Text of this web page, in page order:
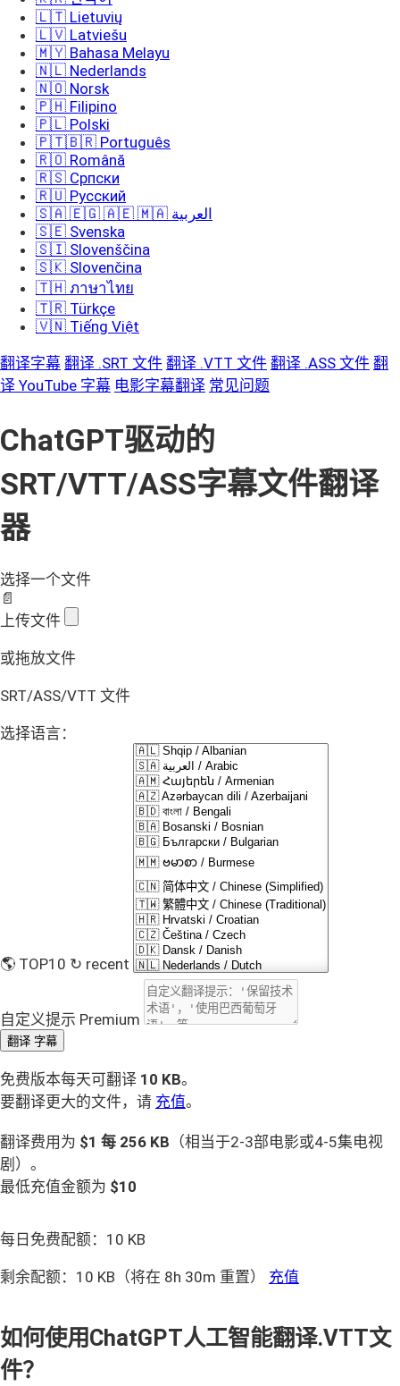
🇱🇹 Lietuvių
🇱🇻 Latviešu
🇲🇾 Bahasa Melayu
🇳🇱 Nederlands
🇳🇴 Norsk
🇵🇭 Filipino
🇵🇱 Polski
🇵🇹🇧🇷 Português
🇷🇴 Română
🇷🇸 Српски
🇷🇺 Русский
🇸🇦 🇪🇬 🇦🇪 🇲🇦 العربية
🇸🇪 Svenska
🇸🇮 Slovenščina
🇸🇰 Slovenčina
🇹🇭 ภาษาไทย
🇹🇷 Türkçe
🇻🇳 Tiếng Việt
翻译字幕 翻译 .SRT 文件 翻译 .VTT 文件 翻译 .ASS 文件 翻
译 YouTube 字幕 电影字幕翻译 常见问题
ChatGPT驱动的
SRT/VTT/ASS字幕文件翻译
器
选择一个文件
📄
上传文件
或拖放文件
SRT/ASS/VTT 文件
选择语言：
🌎 TOP10 ↻ recent
自定义提示 Premium
翻译 字幕
免费版本每天可翻译 10 KB。
要翻译更大的文件，请 充值。
翻译费用为 $1 每 256 KB （相当于2-3部电影或4-5集电视
剧）。
最低充值金额为 $10
每日免费配额： 10 KB
剩余配额： 10 KB （将在 8h 30m 重置） 充值
如何使用ChatGPT人工智能翻译.VTT文
件？